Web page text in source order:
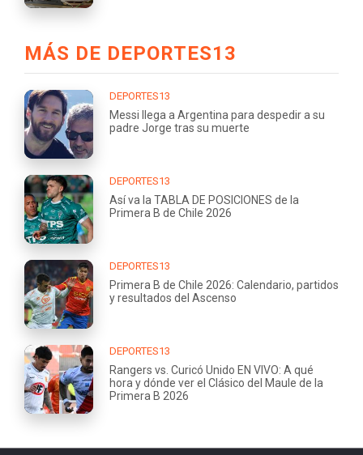
MÁS DE DEPORTES13
DEPORTES13
Messi llega a Argentina para despedir a su
padre Jorge tras su muerte
DEPORTES13
Así va la TABLA DE POSICIONES de la
Primera B de Chile 2026
DEPORTES13
Primera B de Chile 2026: Calendario, partidos
y resultados del Ascenso
DEPORTES13
Rangers vs. Curicó Unido EN VIVO: A qué
hora y dónde ver el Clásico del Maule de la
Primera B 2026